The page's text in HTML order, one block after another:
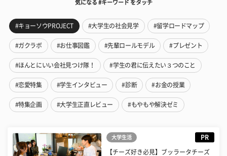
気になる #キーワード をタッチ
#キョーソウPROJECT #大学生の社会見学 #留学ロードマップ
#ガクラボ #お仕事図鑑 #先輩ロールモデル #プレゼント
#ほんとにいい会社見つけ隊！ #学生の君に伝えたい３つのこと
#恋愛特集 #学生インタビュー #診断 #お金の授業
#特集企画 #大学生正直レビュー #もやもや解決ゼミ
大学生活 PR
【チーズ好き必見】ブッラータチーズ